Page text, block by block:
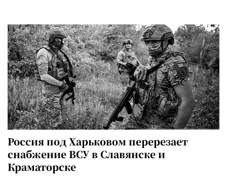
Россия под Харьковом перерезает
снабжение ВСУ в Славянске и
Краматорске